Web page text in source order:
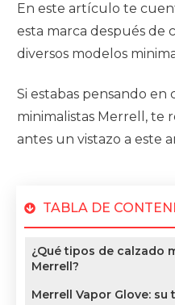
En este artículo te
esta marca después de
diversos modelos
Si estabas pensando en
minimalistas Merrell, te
antes un vistazo a este
TABLA DE
¿Qué tipos de calzado
Merrell?
Merrell Vapor Glove: su